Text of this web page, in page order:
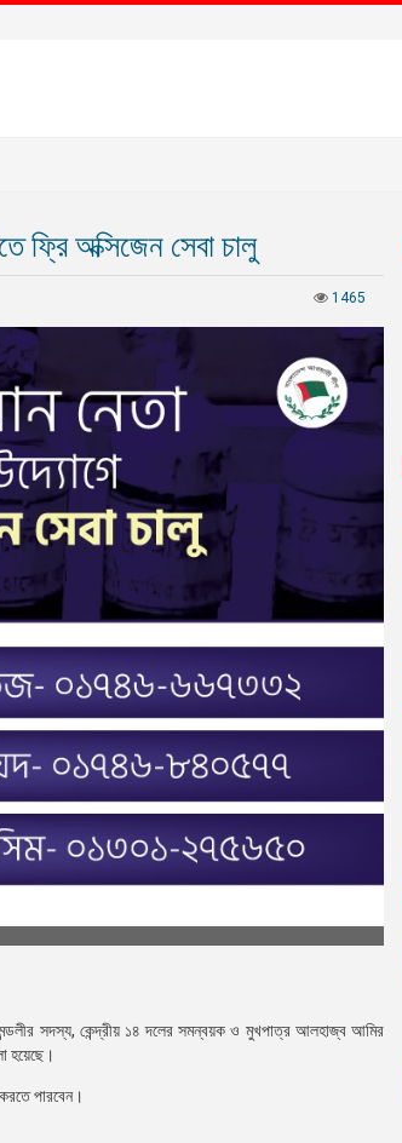
ফ্রি অক্সিজেন সেবা চালু
1465
সদস্য, কেন্দ্রীয় ১৪ দলের সমন্বয়ক ও মুখপাত্র আলহাজ্ব আমির
হয়েছে।
পারবেন।